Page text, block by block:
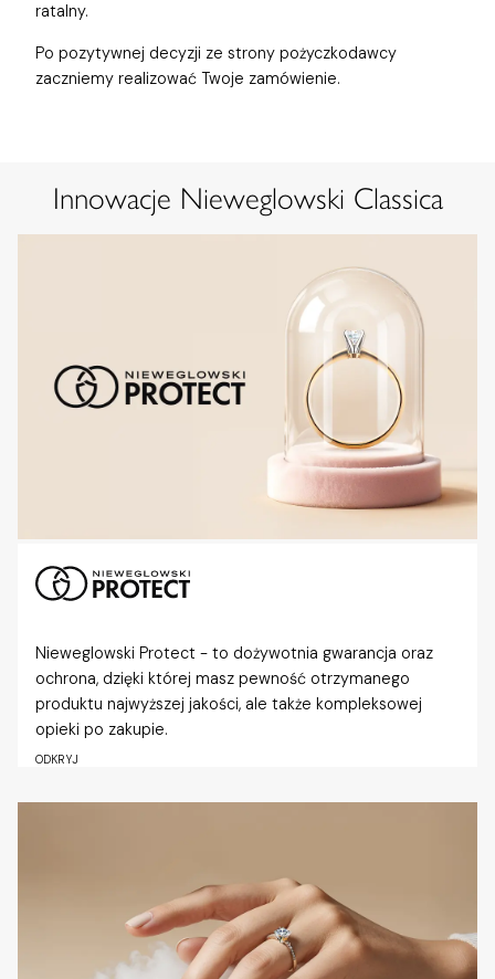
ratalny.
Po pozytywnej decyzji ze strony pożyczkodawcy
zaczniemy realizować Twoje zamówienie.
Innowacje Nieweglowski Classica
Nieweglowski Protect - to dożywotnia gwarancja oraz
ochrona, dzięki której masz pewność otrzymanego
produktu najwyższej jakości, ale także kompleksowej
opieki po zakupie.
ODKRYJ